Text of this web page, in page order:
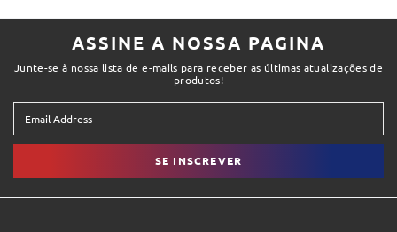
ASSINE A NOSSA PAGINA
Junte-se à nossa lista de e-mails para receber as últimas atualizações de
produtos!
SE INSCREVER